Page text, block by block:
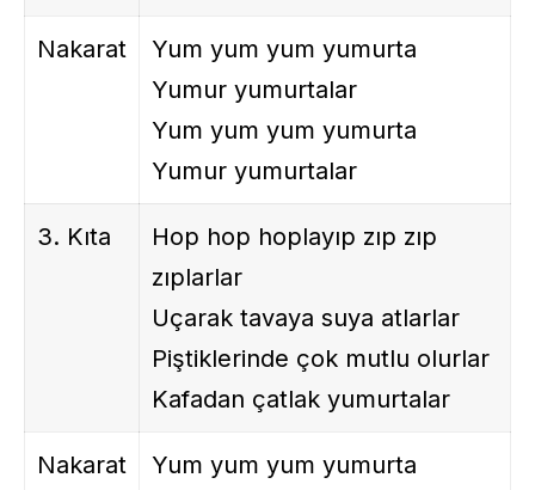
Nakarat
Yum yum yum yumurta
Yumur yumurtalar
Yum yum yum yumurta
Yumur yumurtalar
3. Kıta
Hop hop hoplayıp zıp zıp
zıplarlar
Uçarak tavaya suya atlarlar
Piştiklerinde çok mutlu olurlar
Kafadan çatlak yumurtalar
Nakarat
Yum yum yum yumurta